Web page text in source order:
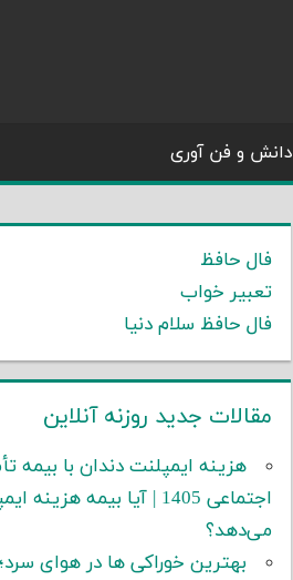
دانش و فن آوری
فال حافظ
تعبیر خواب
فال حافظ سلام دنیا
مقالات جدید روزنه آنلاین
هزینه ایمپلنت دندان با بیمه
اجتماعی 1405 | آیا بیمه هزینه
می‌دهد؟
بهترین خوراکی ها در هوای